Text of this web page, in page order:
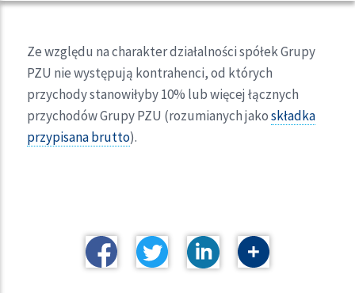
Ze względu na charakter działalności spółek Grupy
PZU nie występują kontrahenci, od których
przychody stanowiłyby 10% lub więcej łącznych
przychodów Grupy PZU (rozumianych jakoskładka
przypisana brutto).